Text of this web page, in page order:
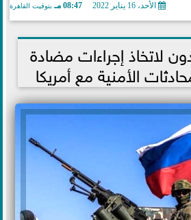
الأحد، 16 يناير 2022 08:47 مـ بتوقيت القاهرة
لاتخاذ إجراءات مضادة
الأمنية مع أمريكا